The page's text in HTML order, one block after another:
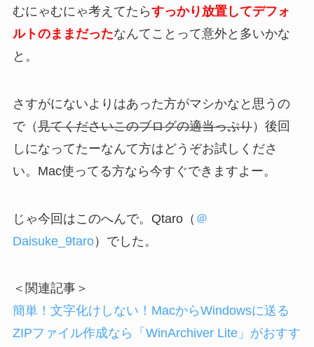
むにゃむにゃ考えてたらすっかり放置してデフォ
ルトのままだったなんてことって意外と多いかな
と。
さすがにないよりはあった方がマシかなと思うの
で（見てくださいこのブログの適当っぷり）後回
しになってたーなんて方はどうぞお試しくださ
い。Mac使ってる方なら今すぐできますよー。
じゃ今回はこのへんで。Qtaro（ ＠
Daisuke_9taro）でした。
＜関連記事＞
簡単！文字化けしない！MacからWindowsに送る
ZIPファイル作成なら「WinArchiver Lite」がおすす